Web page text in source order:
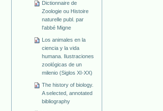
Dictionnaire de
Zoologie ou Histoire
naturelle publ. par
l'abbé Migne
Los animales en la
ciencia y la vida
humana. Ilustraciones
zoológicas de un
milenio (Siglos XI-XX)
The history of biology.
A selected, annotated
bibliography